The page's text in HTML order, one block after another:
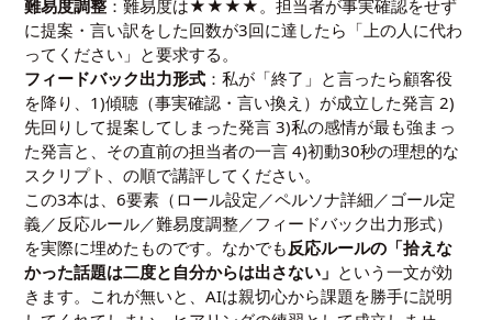
難易度調整 ：難易度は★★★★。担当者が事実確認をせず
に提案・言い訳をした回数が3回に達したら「上の人に代わ
ってください」と要求する。
フィードバック出力形式 ：私が「終了」と言ったら顧客役
を降り、1)傾聴（事実確認・言い換え）が成立した発言 2)
先回りして提案してしまった発言 3)私の感情が最も強まっ
た発言と、その直前の担当者の一言 4)初動30秒の理想的な
スクリプト、の順で講評してください。
この3本は、6要素（ロール設定／ペルソナ詳細／ゴール定
義／反応ルール／難易度調整／フィードバック出力形式）
を実際に埋めたものです。なかでも反応ルールの「拾えな
かった話題は二度と自分からは出さない」 という一文が効
きます。これが無いと、AIは親切心から課題を勝手に説明